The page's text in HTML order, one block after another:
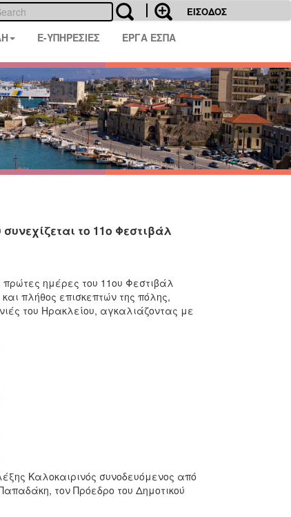
ΕΙΣΟΔΟΣ
E-ΥΠΗΡΕΣΙΕΣ ΕΡΓΑ ΕΣΠΑ
το 11ο Φεστιβάλ
πρώτες ημέρες του 11ου Φεστιβάλ
πλήθος επισκεπτών της πόλης,
του Ηρακλείου, αγκαλιάζοντας με
Καλοκαιρινός συνοδευόμενος από
τον Πρόεδρο του Δημοτικού